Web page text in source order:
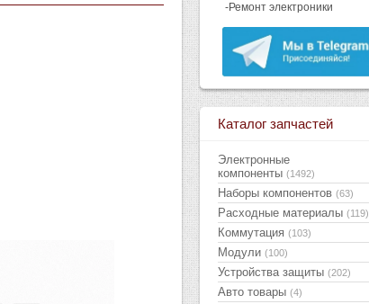
-Ремонт электроники
Каталог запчастей
Электронные
компоненты (1492)
Наборы компонентов (63)
Расходные материалы (119)
Коммутация (103)
Модули (100)
Устройства защиты (202)
Авто товары (4)